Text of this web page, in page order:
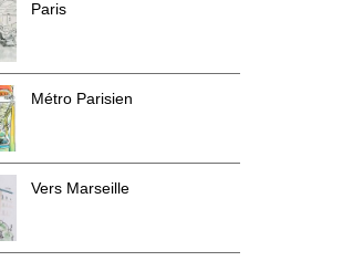
Paris
Métro Parisien
Vers Marseille